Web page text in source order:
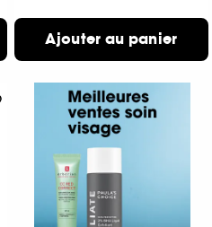
Ajouter au panier